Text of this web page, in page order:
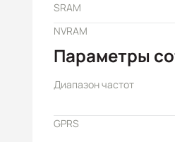
SRAM
NVRAM
Параметры
Диапазон частот
GPRS